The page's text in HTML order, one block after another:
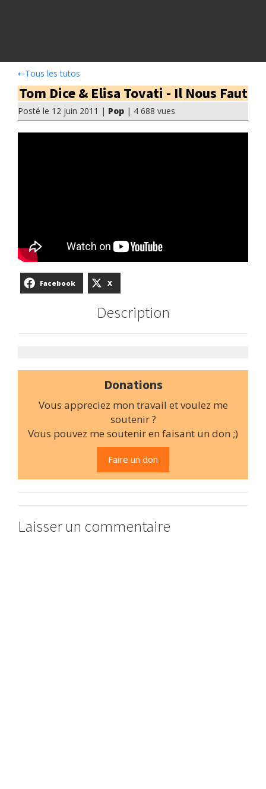
⇠Tous les tutos
Tom Dice & Elisa Tovati - Il Nous Faut
Posté le 12 juin 2011 | Pop | 4 688 vues
Facebook X
Description
Donations
Vous appreciez mon travail et voulez me
soutenir ?
Vous pouvez me soutenir en faisant un don ;)
Faire un don
Laisser un commentaire